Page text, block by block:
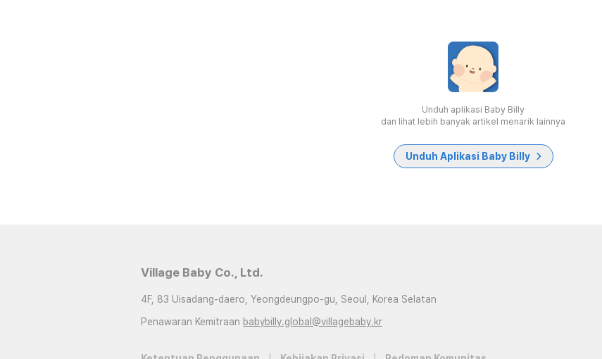
Unduh aplikasi Baby Billy
dan lihat lebih banyak artikel menarik lainnya
Unduh Aplikasi Baby Billy
Village Baby Co., Ltd.
4F, 83 Uisadang-daero, Yeongdeungpo-gu, Seoul, Korea Selatan
Penawaran Kemitraan babybilly.global@villagebaby.kr